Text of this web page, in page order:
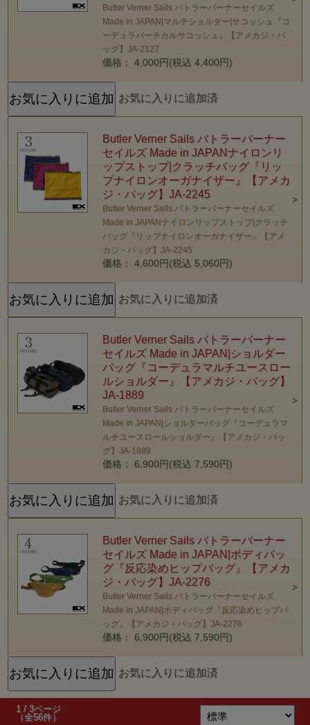
Butler Verner Sails バトラーバーナーセイルズ
Made in JAPAN|マルチショルダー|サコッシュ『コ
ーデュラバーチカルサコッシュ』【アメカジ・バ
ッグ】JA-2127
価格： 4,000円(税込 4,400円)
お気に入りに追加済
Butler Verner Sails バトラーバーナー
セイルズ Made in JAPANナイロンリ
ップストップ|クラッチバッグ『リッ
プナイロンオーガナイザー』【アメカ
ジ・バッグ】JA-2245
Butler Verner Sails バトラーバーナーセイルズ
Made in JAPANナイロンリップストップ|クラッチ
バッグ『リップナイロンオーガナイザー』【アメ
カジ・バッグ】JA-2245
価格： 4,600円(税込 5,060円)
お気に入りに追加済
Butler Verner Sails バトラーバーナー
セイルズ Made in JAPAN|ショルダー
バッグ『コーデュラマルチユースロー
ルショルダー』【アメカジ・バッグ】
JA-1889
Butler Verner Sails バトラーバーナーセイルズ
Made in JAPAN|ショルダーバッグ『コーデュラマ
ルチユースロールショルダー』【アメカジ・バッ
グ】JA-1889
価格： 6,900円(税込 7,590円)
お気に入りに追加済
Butler Verner Sails バトラーバーナー
セイルズ Made in JAPAN|ボディバッ
グ『反応染めヒップバッグ』【アメカ
ジ・バッグ】JA-2276
Butler Verner Sails バトラーバーナーセイルズ
Made in JAPAN|ボディバッグ『反応染めヒップバ
ッグ』【アメカジ・バッグ】JA-2276
価格： 6,900円(税込 7,590円)
お気に入りに追加済
1 / 3ページ
（全56件）